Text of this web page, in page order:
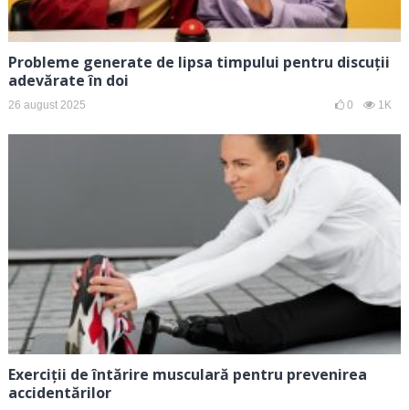
Probleme generate de lipsa timpului pentru discuții
adevărate în doi
26 august 2025 0 1K
Exerciții de întărire musculară pentru prevenirea
accidentărilor